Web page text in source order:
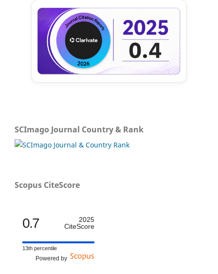
SCImago Journal Country & Rank
Scopus CiteScore
0.7
2025
CiteScore
13th percentile
Powered by